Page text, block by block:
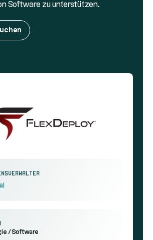
/ Software
Software zu unterstützen.